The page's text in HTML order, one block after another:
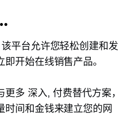
该平台允许您轻松创建和发
开始在线销售产品。
更多 深入, 付费替代方案，
时间和金钱来建立您的网